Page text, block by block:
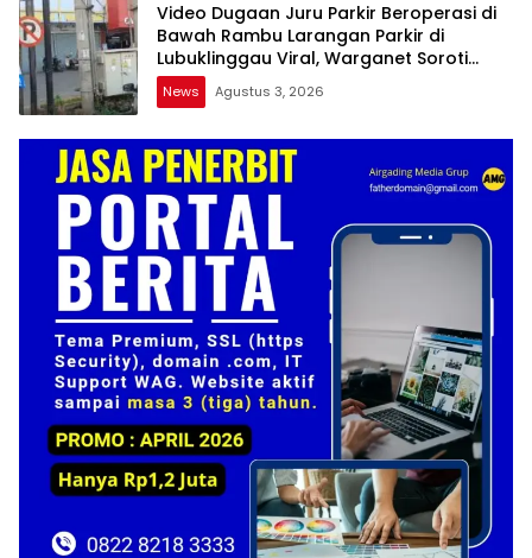
Video Dugaan Juru Parkir Beroperasi di
Bawah Rambu Larangan Parkir di
Lubuklinggau Viral, Warganet Soroti
Dugaan Pelanggaran
News Agustus 3, 2026